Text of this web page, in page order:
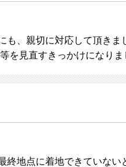
も、親切に対応して頂きま
を見直すきっかけになりま
終地点に着地できていない